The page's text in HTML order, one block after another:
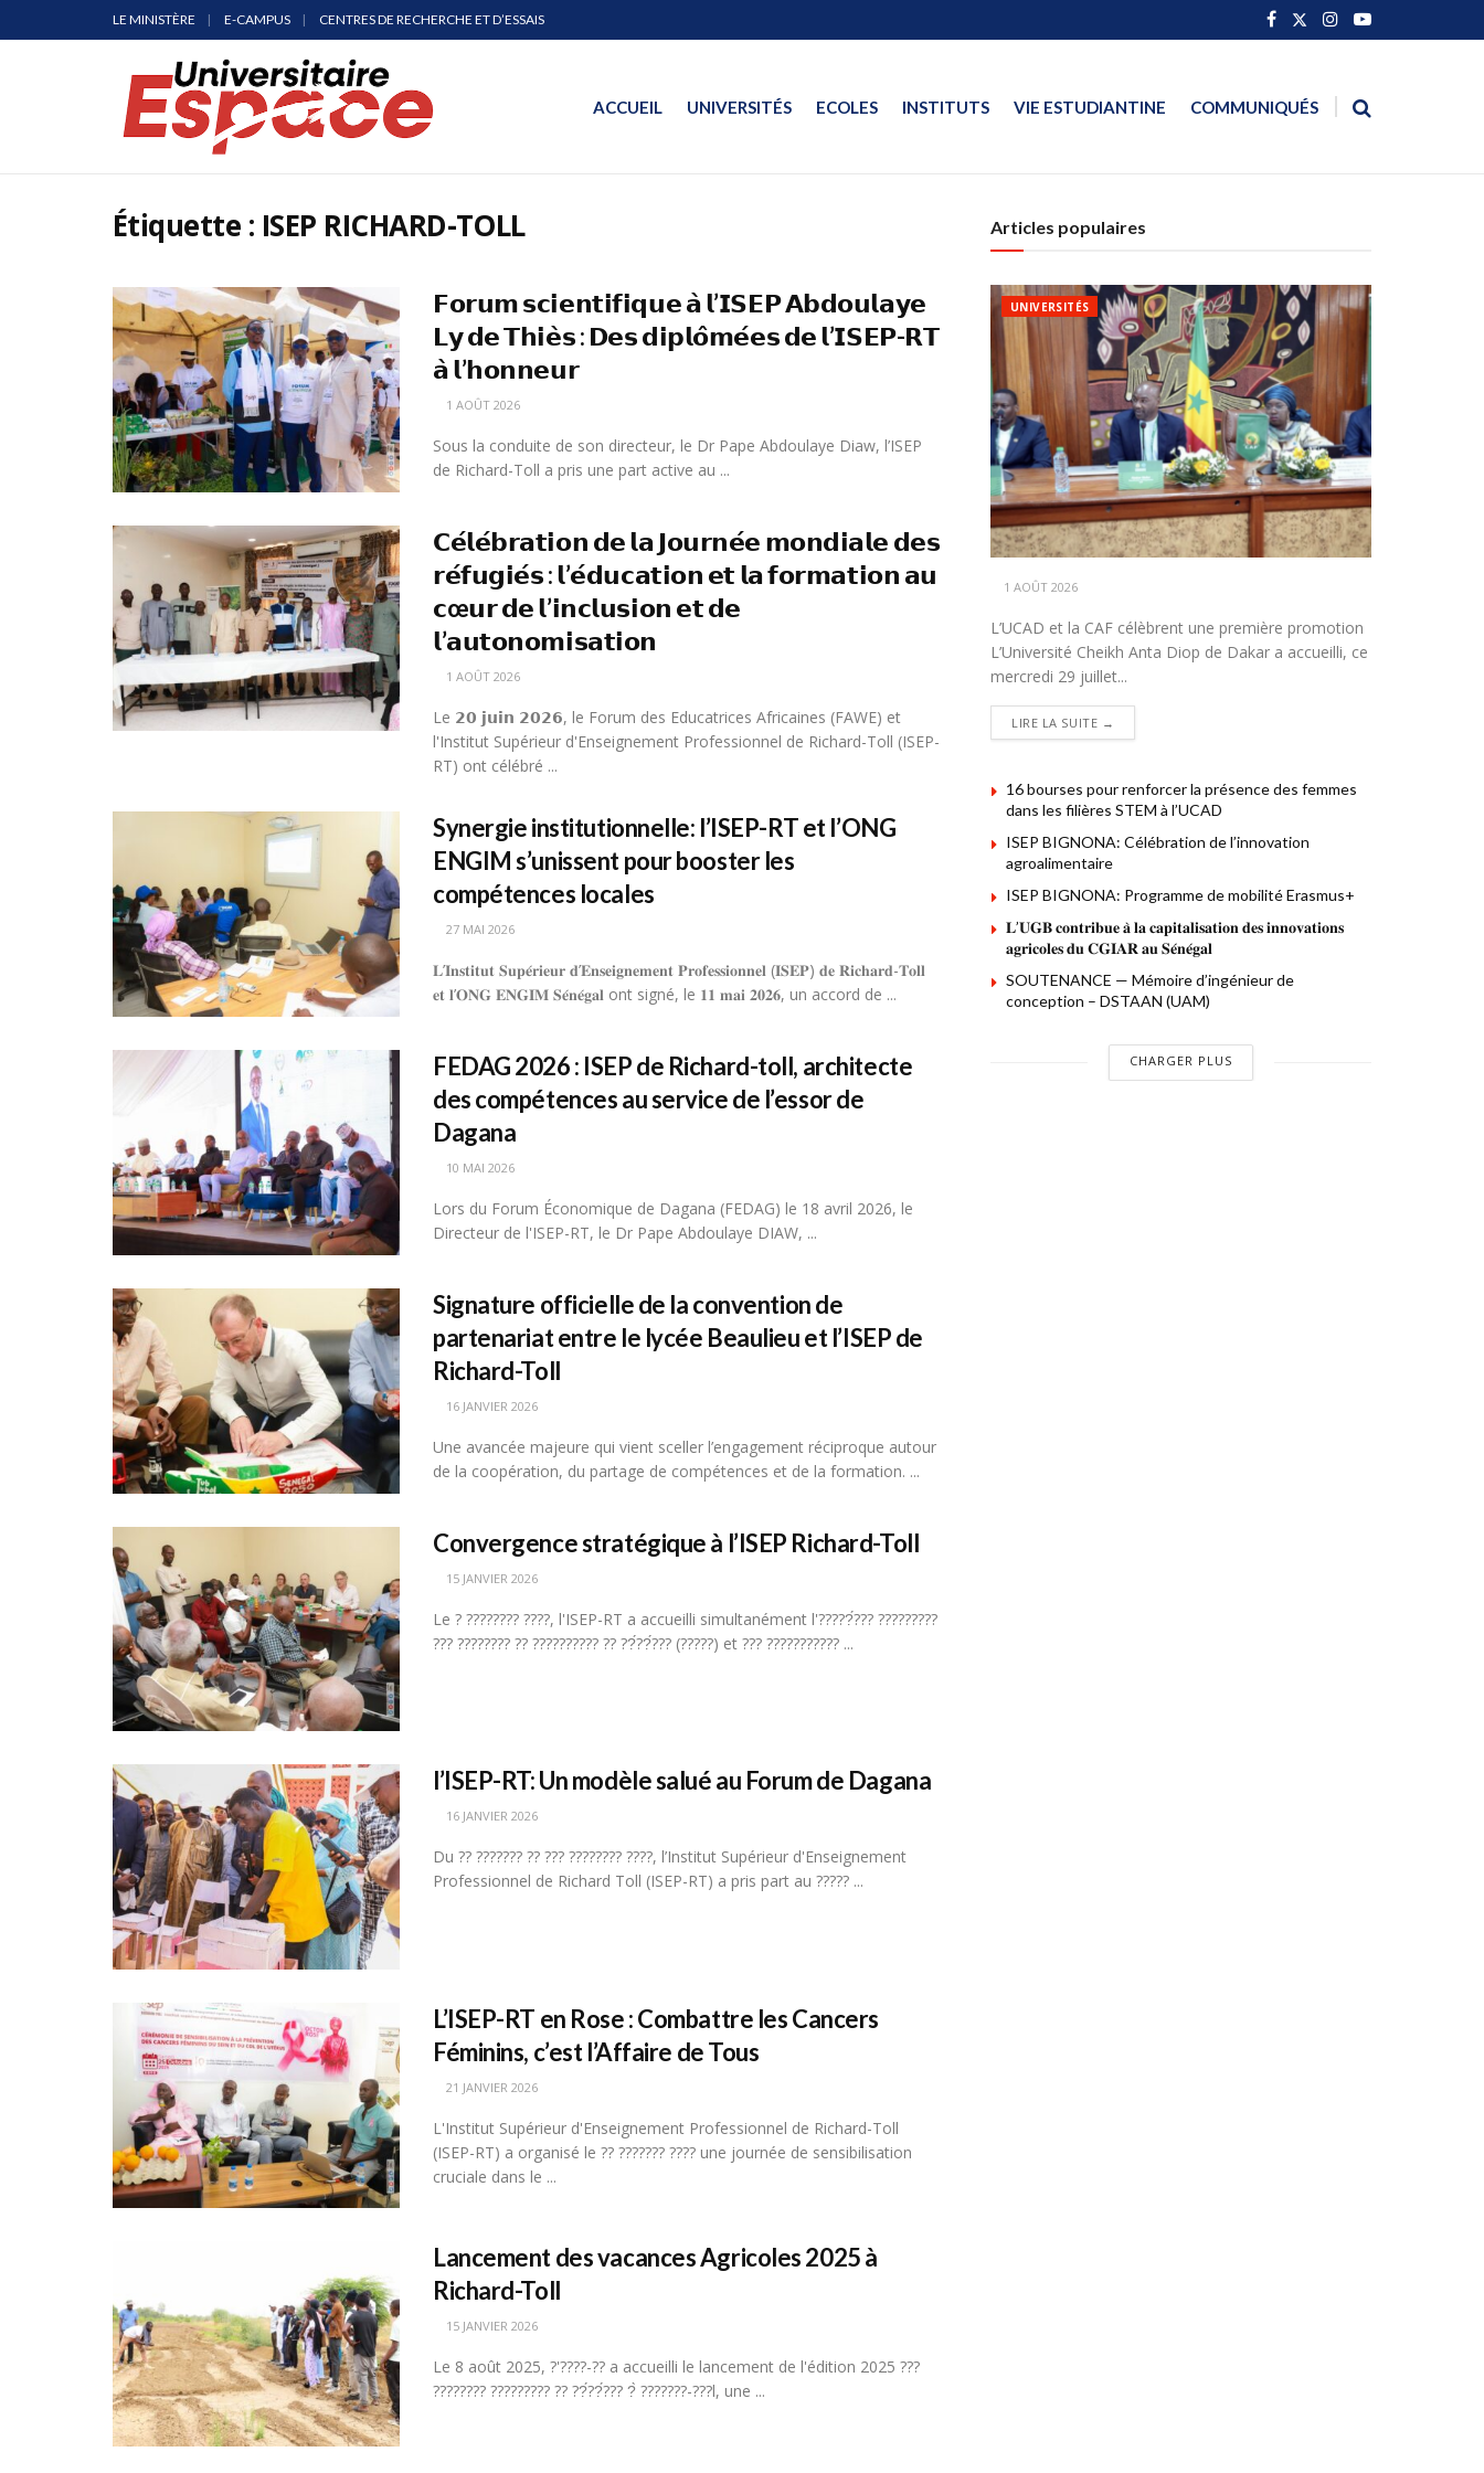
LE MINISTÈRE E-CAMPUS CENTRES DE RECHERCHE ET D’ESSAIS
ACCUEIL UNIVERSITÉS ECOLES INSTITUTS VIE ESTUDIANTINE COMMUNIQUÉS
Étiquette : ISEP RICHARD-TOLL
𝗙𝗼𝗿𝘂𝗺 𝘀𝗰𝗶𝗲𝗻𝘁𝗶𝗳𝗶𝗾𝘂𝗲 𝗮̀ 𝗹’𝗜𝗦𝗘𝗣 𝗔𝗯𝗱𝗼𝘂𝗹𝗮𝘆𝗲
𝗟𝘆 𝗱𝗲 𝗧𝗵𝗶𝗲̀𝘀 : 𝗗𝗲𝘀 𝗱𝗶𝗽𝗹𝗼̂𝗺𝗲́𝗲𝘀 𝗱𝗲 𝗹’𝗜𝗦𝗘𝗣-𝗥𝗧
𝗮̀ 𝗹’𝗵𝗼𝗻𝗻𝗲𝘂𝗿
1 AOÛT 2026
Sous la conduite de son directeur, le Dr Pape Abdoulaye Diaw, l’ISEP
de Richard-Toll a pris une part active au ...
𝗖𝗲́𝗹𝗲́𝗯𝗿𝗮𝘁𝗶𝗼𝗻 𝗱𝗲 𝗹𝗮 𝗝𝗼𝘂𝗿𝗻𝗲́𝗲 𝗺𝗼𝗻𝗱𝗶𝗮𝗹𝗲 𝗱𝗲𝘀
𝗿𝗲́𝗳𝘂𝗴𝗶𝗲́𝘀 : 𝗹’𝗲́𝗱𝘂𝗰𝗮𝘁𝗶𝗼𝗻 𝗲𝘁 𝗹𝗮 𝗳𝗼𝗿𝗺𝗮𝘁𝗶𝗼𝗻 𝗮𝘂
𝗰œ𝘂𝗿 𝗱𝗲 𝗹’𝗶𝗻𝗰𝗹𝘂𝘀𝗶𝗼𝗻 𝗲𝘁 𝗱𝗲
𝗹’𝗮𝘂𝘁𝗼𝗻𝗼𝗺𝗶𝘀𝗮𝘁𝗶𝗼𝗻
1 AOÛT 2026
Le 𝟮𝟬 𝗷𝘂𝗶𝗻 𝟮𝟬𝟮𝟲, le Forum des Educatrices Africaines (FAWE) et
l'Institut Supérieur d'Enseignement Professionnel de Richard-Toll (ISEP-
RT) ont célébré ...
Synergie institutionnelle: l’ISEP-RT et l’ONG
ENGIM s’unissent pour booster les
compétences locales
27 MAI 2026
𝐋’𝐈𝐧𝐬𝐭𝐢𝐭𝐮𝐭 𝐒𝐮𝐩𝐞́𝐫𝐢𝐞𝐮𝐫 𝐝’𝐄𝐧𝐬𝐞𝐢𝐠𝐧𝐞𝐦𝐞𝐧𝐭 𝐏𝐫𝐨𝐟𝐞𝐬𝐬𝐢𝐨𝐧𝐧𝐞𝐥 (𝐈𝐒𝐄𝐏) 𝐝𝐞 𝐑𝐢𝐜𝐡𝐚𝐫𝐝-𝐓𝐨𝐥𝐥
𝐞𝐭 𝐥’𝐎𝐍𝐆 𝐄𝐍𝐆𝐈𝐌 𝐒𝐞́𝐧𝐞́𝐠𝐚𝐥 ont signé, le 𝟏𝟏 𝐦𝐚𝐢 𝟐𝟎𝟐𝟔, un accord de ...
FEDAG 2026 : ISEP de Richard-toll, architecte
des compétences au service de l’essor de
Dagana
10 MAI 2026
Lors du Forum Économique de Dagana (FEDAG) le 18 avril 2026, le
Directeur de l'ISEP-RT, le Dr Pape Abdoulaye DIAW, ...
Signature officielle de la convention de
partenariat entre le lycée Beaulieu et l’ISEP de
Richard-Toll
16 JANVIER 2026
Une avancée majeure qui vient sceller l’engagement réciproque autour
de la coopération, du partage de compétences et de la formation. ...
Convergence stratégique à l’ISEP Richard-Toll
15 JANVIER 2026
Le ? ???????? ????, l'ISEP-RT a accueilli simultanément l'?????́??? ?????????
??? ???????? ?? ?????????? ?? ??́??́??? (?????) et ??? ??????????? ...
l’ISEP-RT: Un modèle salué au Forum de Dagana
16 JANVIER 2026
Du ?? ??????? ?? ??? ???????? ????, l’Institut Supérieur d'Enseignement
Professionnel de Richard Toll (ISEP-RT) a pris part au ????? ...
L’ISEP-RT en Rose : Combattre les Cancers
Féminins, c’est l’Affaire de Tous
21 JANVIER 2026
L'Institut Supérieur d'Enseignement Professionnel de Richard-Toll
(ISEP-RT) a organisé le ?? ??????? ???? une journée de sensibilisation
cruciale dans le ...
Lancement des vacances Agricoles 2025 à
Richard-Toll
15 JANVIER 2026
Le 8 août 2025, ?'????-?? a accueilli le lancement de l'édition 2025 ???
???????? ????????? ?? ??́??́??? ?̀ ???????-???l, une ...
Articles populaires
UNIVERSITÉS
1 AOÛT 2026
L’UCAD et la CAF célèbrent une première promotion
L’Université Cheikh Anta Diop de Dakar a accueilli, ce
mercredi 29 juillet...
LIRE LA SUITE →
16 bourses pour renforcer la présence des femmes
dans les filières STEM à l’UCAD
ISEP BIGNONA: Célébration de l’innovation
agroalimentaire
ISEP BIGNONA: Programme de mobilité Erasmus+
𝐋’𝐔𝐆𝐁 𝐜𝐨𝐧𝐭𝐫𝐢𝐛𝐮𝐞 𝐚̀ 𝐥𝐚 𝐜𝐚𝐩𝐢𝐭𝐚𝐥𝐢𝐬𝐚𝐭𝐢𝐨𝐧 𝐝𝐞𝐬 𝐢𝐧𝐧𝐨𝐯𝐚𝐭𝐢𝐨𝐧𝐬
𝐚𝐠𝐫𝐢𝐜𝐨𝐥𝐞𝐬 𝐝𝐮 𝐂𝐆𝐈𝐀𝐑 𝐚𝐮 𝐒𝐞́𝐧𝐞́𝐠𝐚𝐥
SOUTENANCE — Mémoire d’ingénieur de
conception – DSTAAN (UAM)
CHARGER PLUS